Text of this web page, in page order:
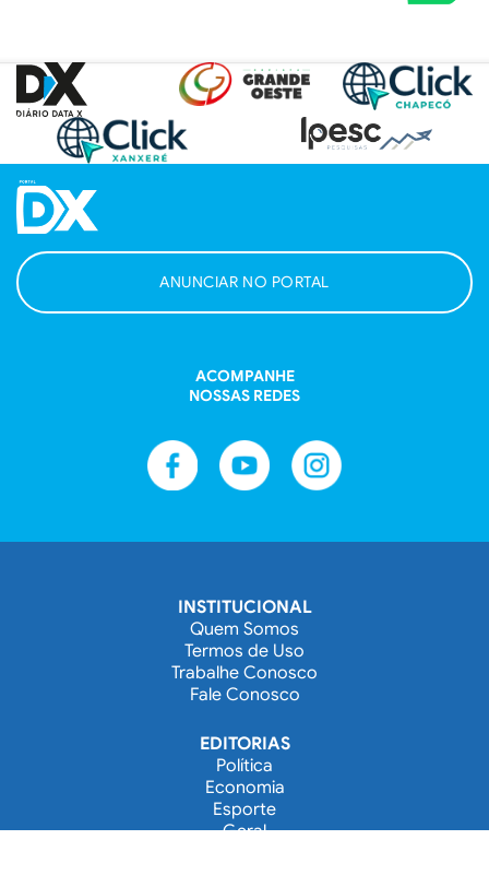
Parlamento Jovem conhecem
a rotina da Prefeitura de Xaxim
durante visita institucional
em SC e mantém tempo
instável até quarta-feira
| 27/07/2026 - 18h23
durante abordagem em Xaxim